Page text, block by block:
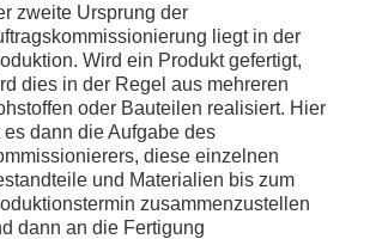
zweite Ursprung der
liegt in der
Wird ein Produkt gefertigt,
dies in der Regel aus mehreren
oder Bauteilen realisiert. Hier
es dann die Aufgabe des
diese einzelnen
und Materialien bis zum
zusammenzustellen
dann an die Fertigung